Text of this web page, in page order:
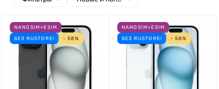
NANOSIM+ESIM
БЕЗ RUSTORE!
- 58%
NANOSIM+ESIM
БЕЗ RUSTORE!
- 58%